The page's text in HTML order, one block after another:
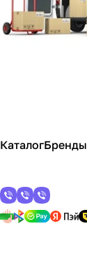
КаталогБренды